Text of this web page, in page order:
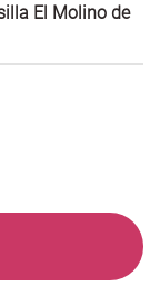
El Molino de